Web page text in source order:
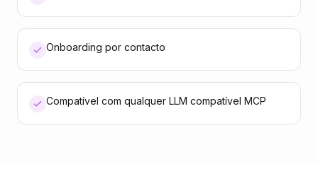
Onboarding por contacto
Compatível com qualquer LLM compatível MCP